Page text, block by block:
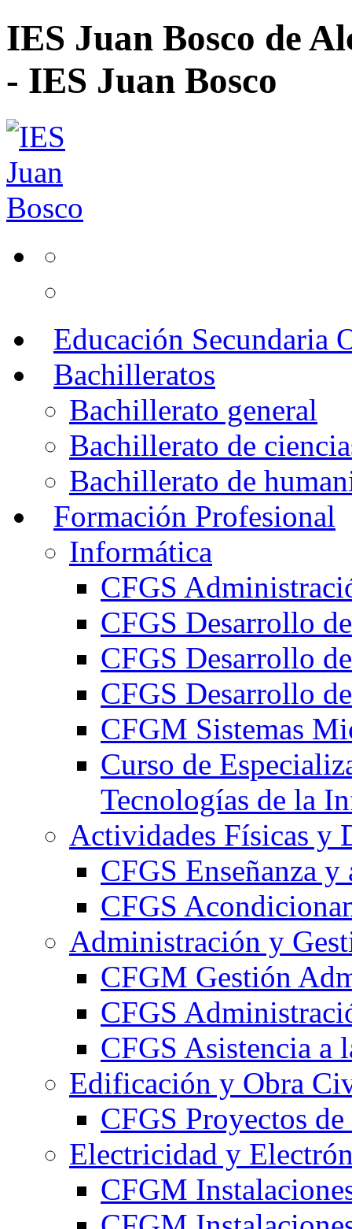
IES Juan Bosco de
- IES Juan Bosco
Educación Secundaria
Bachilleratos
Bachillerato general
Bachillerato de
Bachillerato de
Formación Profesional
Informática
CFGS
CFGS Desarrollo
CFGS Desarrollo
CFGS Desarrollo
CFGM Sistemas
Curso de
Tecnologías de la
Actividades Físicas y
CFGS Enseñanza
CFGS
Administración y
CFGM Gestión
CFGS
CFGS Asistencia a
Edificación y Obra
CFGS Proyectos
Electricidad y
CFGM